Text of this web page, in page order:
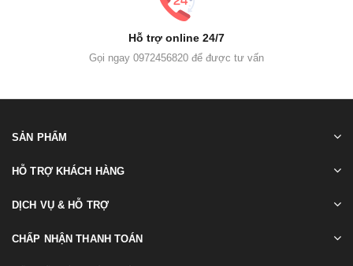
Hỗ trợ online 24/7
Gọi ngay 0972456820 để được tư vấn
SẢN PHẨM
HỖ TRỢ KHÁCH HÀNG
DỊCH VỤ & HỖ TRỢ
CHẤP NHẬN THANH TOÁN